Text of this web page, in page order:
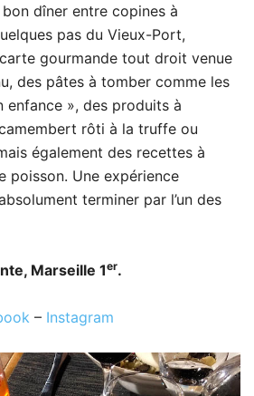
dîner entre copines à
pas du Vieux-Port,
gourmande tout droit venue
des pâtes à tomber comme les
enfance », des produits à
rôti à la truffe ou
également des recettes à
poisson. Une expérience
terminer par l’un des
Marseille 1er.
– Instagram